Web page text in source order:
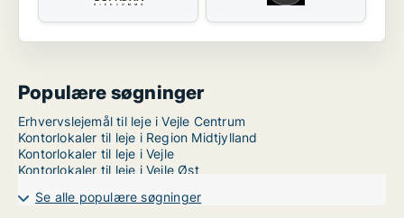
Populære søgninger
Erhvervslejemål til leje i Vejle Centrum
Kontorlokaler til leje i Region Midtjylland
Kontorlokaler til leje i Vejle
Kontorlokaler til leje i Vejle Øst
Se alle populære søgninger